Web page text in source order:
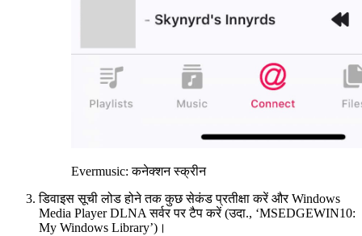
Evermusic: कनेक्शन स्क्रीन
डिवाइस सूची लोड होने तक कुछ सेकंड प्रतीक्षा करें और Windows
Media Player DLNA सर्वर पर टैप करें (उदा., ‘MSEDGEWIN10:
My Windows Library’)।